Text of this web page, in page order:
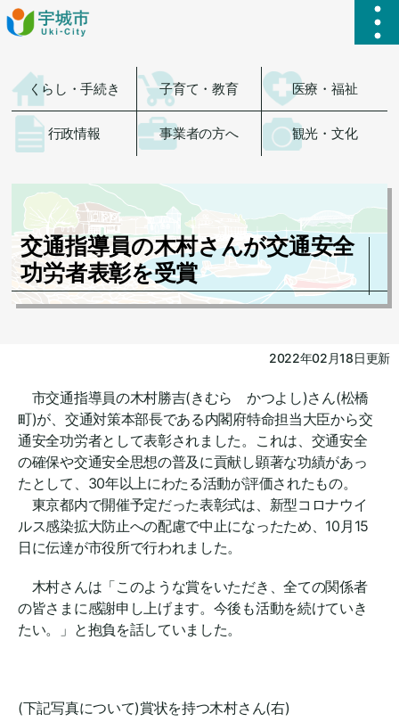
ハ
くらし・手続き 子育て・教育 医療・福祉
行政情報 事業者の方へ 観光・文化
交通指導員の木村さんが交通安全
功労者表彰を受賞
2022年02月18日更新
市交通指導員の木村勝吉(きむら かつよし)さん(松橋
町)が、交通対策本部長である内閣府特命担当大臣から交
通安全功労者として表彰されました。これは、交通安全
の確保や交通安全思想の普及に貢献し顕著な功績があっ
たとして、30年以上にわたる活動が評価されたもの。
東京都内で開催予定だった表彰式は、新型コロナウイ
ルス感染拡大防止への配慮で中止になったため、10月15
日に伝達が市役所で行われました。
木村さんは「このような賞をいただき、全ての関係者
の皆さまに感謝申し上げます。今後も活動を続けていき
たい。」と抱負を話していました。
(下記写真について)賞状を持つ木村さん(右)